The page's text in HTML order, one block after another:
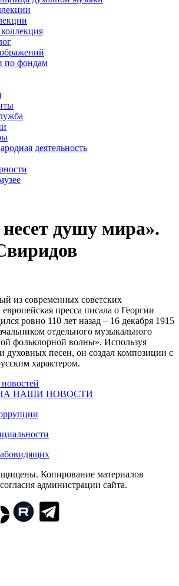
по фондам
деятельность
душу мира».
из современных советских
пресса писала о Георгии
ровно 110 лет назад – 16 декабря 1915
отдельного музыкального
фольклорной волны». Используя
духовных песен, он создал композиции с
характером.
НАШИ НОВОСТИ
Копирование материалов
администрации сайта.